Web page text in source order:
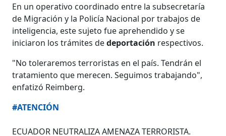
En un operativo coordinado entre la subsecretaría
de Migración y la Policía Nacional por trabajos de
inteligencia, este sujeto fue aprehendido y se
iniciaron los trámites dedeportación respectivos.
"No toleraremos terroristas en el país. Tendrán el
tratamiento que merecen. Seguimos trabajando",
enfatizó Reimberg.
#ATENCIÓN
ECUADOR NEUTRALIZA AMENAZA TERRORISTA.